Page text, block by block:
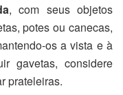
, com seus objetos
potes ou canecas,
os a vista e à
gavetas, considere
prateleiras.